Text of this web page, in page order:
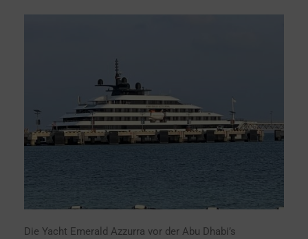
Die Yacht Emerald Azzurra vor der Abu Dhabi’s